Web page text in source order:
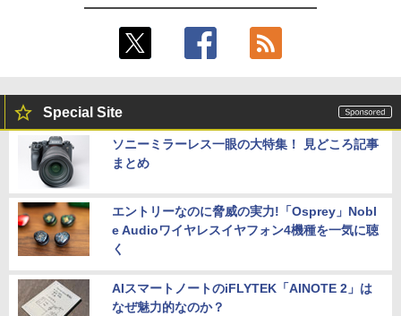
Special Site
ソニーミラーレス一眼の大特集！ 見どころ記事
まとめ
エントリーなのに脅威の実力!「Osprey」Nobl
e Audioワイヤレスイヤフォン4機種を一気に聴
く
AIスマートノートのiFLYTEK「AINOTE 2」は
なぜ魅力的なのか？